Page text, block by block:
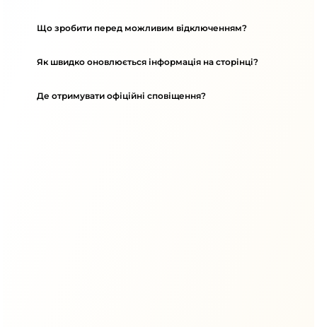
Що зробити перед можливим відключенням?
Як швидко оновлюється інформація на сторінці?
Де отримувати офіційні сповіщення?